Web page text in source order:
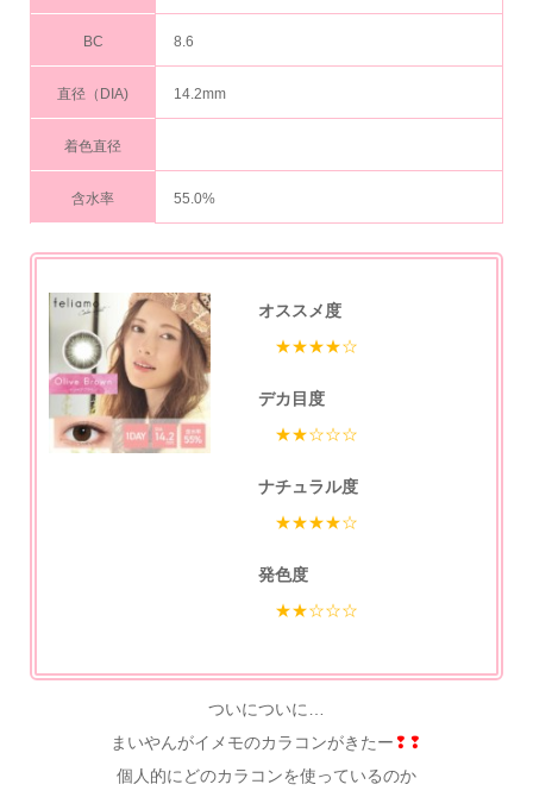
BC 8.6
直径（DIA) 14.2mm
着色直径
含水率 55.0%
オススメ度
★★★★☆
デカ目度
★★☆☆☆
ナチュラル度
★★★★☆
発色度
★★☆☆☆
ついについに…
まいやんがイメモのカラコンがきたー❢❢
個人的にどのカラコンを使っているのか